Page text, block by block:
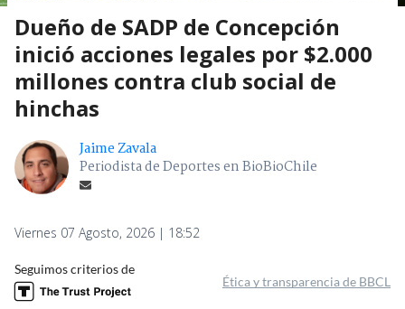
Dueño de SADP de Concepción
inició acciones legales por $2.000
millones contra club social de
hinchas
Jaime Zavala
Periodista de Deportes en BioBioChile
Viernes 07 Agosto, 2026 | 18:52
Seguimos criterios de
Ética y transparencia de BBCL